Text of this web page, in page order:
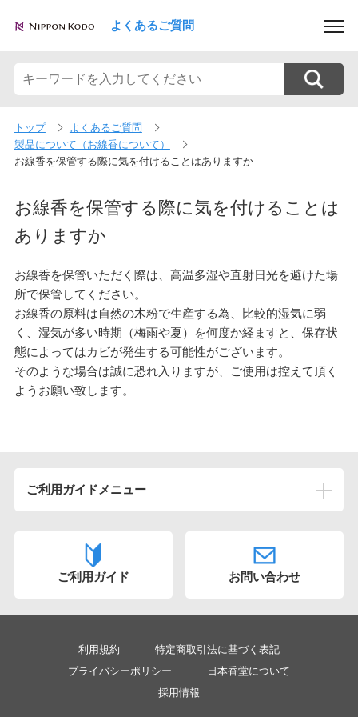
よくあるご質問
トップ
よくあるご質問
製品について（お線香について）
お線香を保管する際に気を付けることはありますか
ご利用ガイドメニュー
初めてご注文いただく方へ
領収書が欲しい
お電話での注文は出来ますか
注文後にキャンセルはできますか
お届け先の電話番号が分かりません
お線香を保管する際に気を付けることは
ありますか
お線香を保管いただく際は、高温多湿や直射日光を避けた場
所で保管してください。
お線香の原料は自然の木粉で生産する為、比較的湿気に弱
く、湿気が多い時期（梅雨や夏）を何度か経ますと、保存状
態によってはカビが発生する可能性がございます。
そのような場合は誠に恐れ入りますが、ご使用は控えて頂く
ようお願い致します。
ご利用ガイド お問い合わせ
利用規約
特定商取引法に基づく表記
プライバシーポリシー
日本香堂について
採用情報